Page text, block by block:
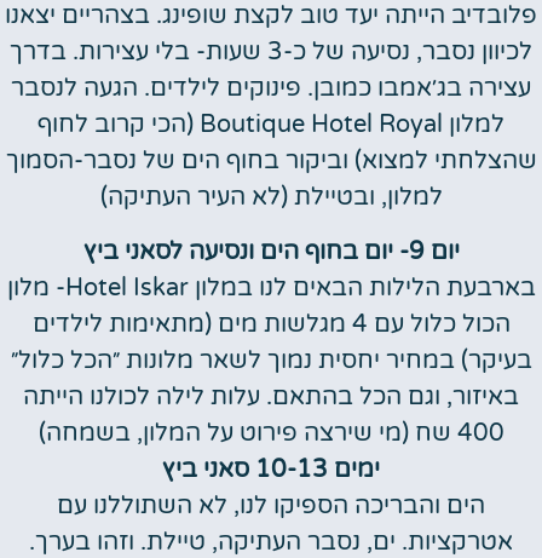
פלובדיב הייתה יעד טוב לקצת שופינג. בצהריים יצאנו
לכיוון נסבר, נסיעה של כ-3 שעות- בלי עצירות. בדרך
עצירה בג׳אמבו כמובן. פינוקים לילדים. הגעה לנסבר
למלון Boutique Hotel Royal (הכי קרוב לחוף
שהצלחתי למצוא) וביקור בחוף הים של נסבר-הסמוך
למלון, ובטיילת (לא העיר העתיקה)
יום 9- יום בחוף הים ונסיעה לסאני ביץ
בארבעת הלילות הבאים לנו במלון Hotel Iskar- מלון
הכול כלול עם 4 מגלשות מים (מתאימות לילדים
בעיקר) במחיר יחסית נמוך לשאר מלונות ״הכל כלול״
באיזור, וגם הכל בהתאם. עלות לילה לכולנו הייתה
400 שח (מי שירצה פירוט על המלון, בשמחה)
ימים 10-13 סאני ביץ
הים והבריכה הספיקו לנו, לא השתוללנו עם
אטרקציות. ים, נסבר העתיקה, טיילת. וזהו בערך.